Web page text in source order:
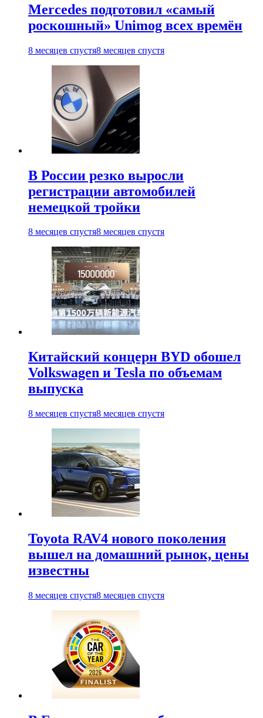
Mercedes подготовил «самый
роскошный» Unimog всех времён
8 месяцев спустя8 месяцев спустя
В России резко выросли
регистрации автомобилей
немецкой тройки
8 месяцев спустя8 месяцев спустя
Китайский концерн BYD обошел
Volkswagen и Tesla по объемам
выпуска
8 месяцев спустя8 месяцев спустя
Toyota RAV4 нового поколения
вышел на домашний рынок, цены
известны
8 месяцев спустя8 месяцев спустя